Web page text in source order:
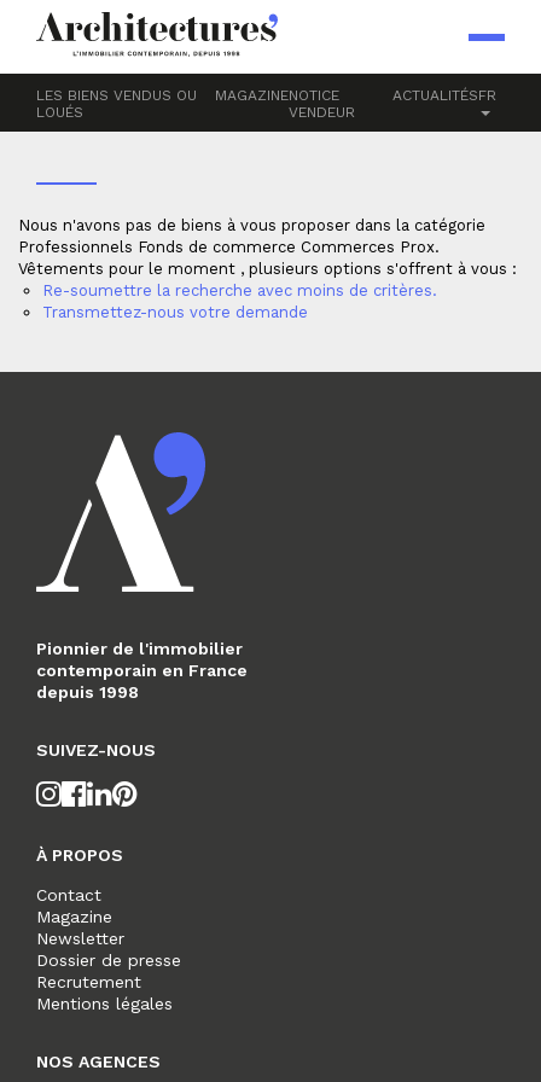
LES BIENS VENDUS OU
LOUÉS
MAGAZINENOTICE
VENDEUR
ACTUALITÉSFR
Accueil Professionnels
Commerces Prox.
VÊTEMENTS
Nous n'avons pas de biens à vous proposer dans la catégorie
Professionnels Fonds de commerce Commerces Prox.
Vêtements pour le moment , plusieurs options s'offrent à vous :
Re-soumettre la recherche avec moins de critères.
Transmettez-nous votre demande
Pionnier de l'immobilier
contemporain en France
depuis 1998
SUIVEZ-NOUS
À PROPOS
Contact
Magazine
Newsletter
Dossier de presse
Recrutement
Mentions légales
NOS AGENCES